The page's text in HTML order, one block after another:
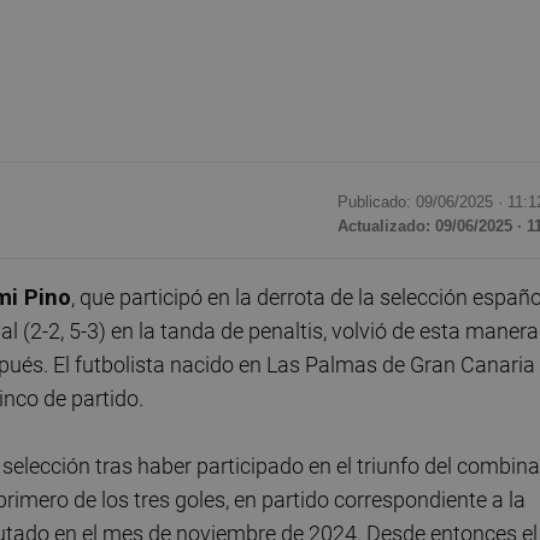
Publicado: 09/06/2025 ·
Actualizado: 09/06/2025 ·
Pino, que participó en la derrota de la selección
(2-2, 5-3) en la tanda de penaltis, volvió de esta
El futbolista nacido en Las Palmas de Gran Canaria
de partido.
tras haber participado en el triunfo del
de los tres goles, en partido correspondiente a la
en el mes de noviembre de 2024. Desde entonces el